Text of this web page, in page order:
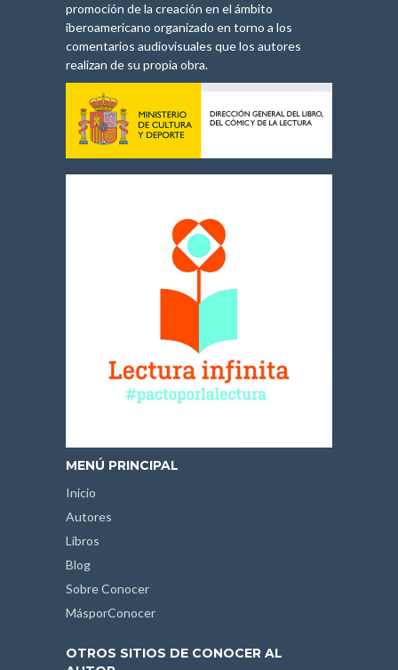
promoción de la creación en el ámbito
iberoamericano organizado en torno a los
comentarios audiovisuales que los autores
realizan de su propia obra.
MENÚ PRINCIPAL
Inicio
Autores
Libros
Blog
Sobre Conocer
MásporConocer
OTROS SITIOS DE CONOCER AL